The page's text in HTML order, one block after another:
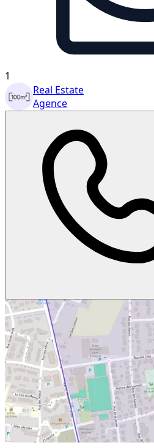
1
Real Estate
Agence